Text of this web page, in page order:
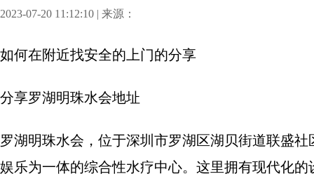
2023-07-20 11:12:10 | 来源：
如何在附近找安全的上门的分享
分享罗湖明珠水会地址
罗湖明珠水会，位于深圳市罗湖区湖贝街道联盛
娱乐为一体的综合性水疗中心。这里拥有现代化